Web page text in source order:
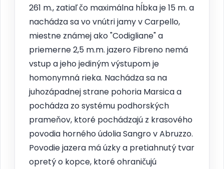
261 m., zatiaľ čo maximálna hĺbka je 15 m. a
nachádza sa vo vnútri jamy v Carpello,
miestne známej ako "Codigliane" a
priemerne 2,5 m.m. jazero Fibreno nemá
vstup a jeho jediným výstupom je
homonymná rieka. Nachádza sa na
juhozápadnej strane pohoria Marsica a
pochádza zo systému podhorských
prameňov, ktoré pochádzajú z krasového
povodia horného údolia Sangro v Abruzzo.
Povodie jazera má úzky a pretiahnutý tvar
opretý o kopce, ktoré ohraničujú